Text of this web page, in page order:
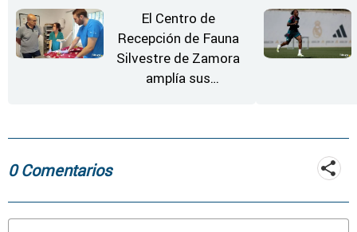
El Centro de
Recepción de Fauna
Silvestre de Zamora
amplía sus
0 Comentarios